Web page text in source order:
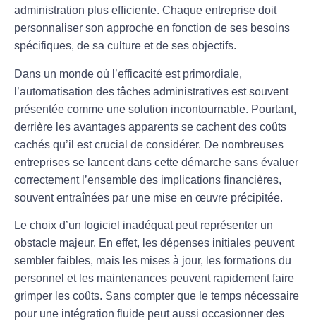
administration plus efficiente. Chaque entreprise doit
personnaliser son approche en fonction de ses besoins
spécifiques, de sa culture et de ses objectifs.
Dans un monde où l’efficacité est primordiale,
l’automatisation des tâches administratives est souvent
présentée comme une solution incontournable. Pourtant,
derrière les avantages apparents se cachent des coûts
cachés qu’il est crucial de considérer. De nombreuses
entreprises se lancent dans cette démarche sans évaluer
correctement l’ensemble des implications financières,
souvent entraînées par une mise en œuvre précipitée.
Le choix d’un logiciel inadéquat peut représenter un
obstacle majeur. En effet, les dépenses initiales peuvent
sembler faibles, mais les mises à jour, les formations du
personnel et les maintenances peuvent rapidement faire
grimper les coûts. Sans compter que le temps nécessaire
pour une intégration fluide peut aussi occasionner des